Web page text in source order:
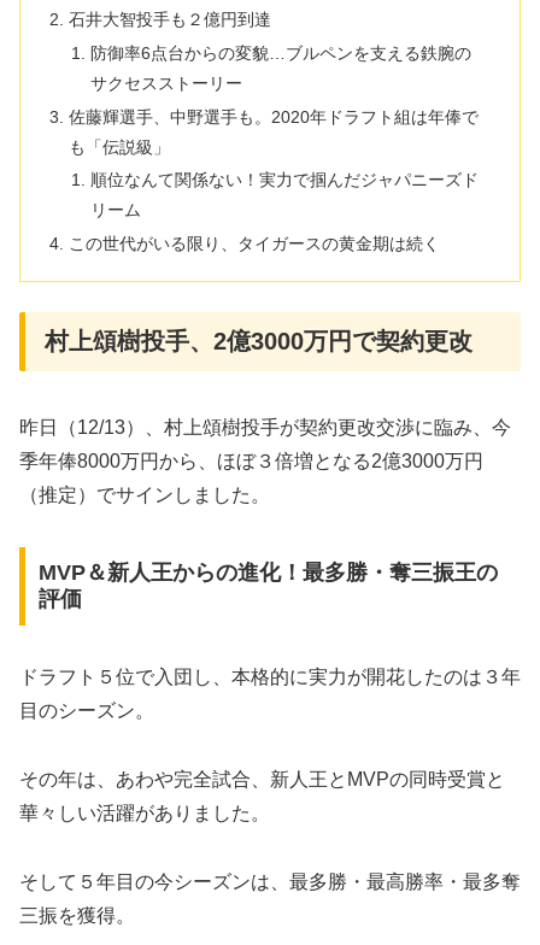
石井大智投手も２億円到達
防御率6点台からの変貌…ブルペンを支える鉄腕の
サクセスストーリー
佐藤輝選手、中野選手も。2020年ドラフト組は年俸で
も「伝説級」
順位なんて関係ない！実力で掴んだジャパニーズド
リーム
この世代がいる限り、タイガースの黄金期は続く
村上頌樹投手、2億3000万円で契約更改
昨日（12/13）、村上頌樹投手が契約更改交渉に臨み、今
季年俸8000万円から、ほぼ３倍増となる2億3000万円
（推定）でサインしました。
MVP＆新人王からの進化！最多勝・奪三振王の
評価
ドラフト５位で入団し、本格的に実力が開花したのは３年
目のシーズン。
その年は、あわや完全試合、新人王とMVPの同時受賞と
華々しい活躍がありました。
そして５年目の今シーズンは、最多勝・最高勝率・最多奪
三振を獲得。